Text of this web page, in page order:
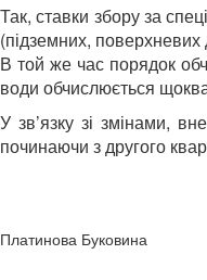
Так, ставки збору за
(підземних, поверхневих
В той же час порядок
води обчислюється
У зв’язку зі змінами,
починаючи з другого
Платинова Буковина